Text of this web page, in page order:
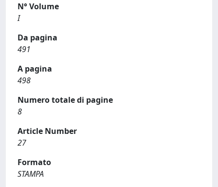
N° Volume
I
Da pagina
491
A pagina
498
Numero totale di pagine
8
Article Number
27
Formato
STAMPA